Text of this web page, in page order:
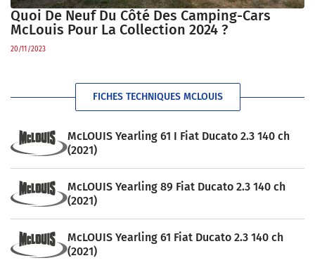
Quoi De Neuf Du Côté Des Camping-Cars
McLouis Pour La Collection 2024 ?
20/11/2023
FICHES TECHNIQUES MCLOUIS
McLOUIS Yearling 61 I Fiat Ducato 2.3 140 ch
(2021)
McLOUIS Yearling 89 Fiat Ducato 2.3 140 ch
(2021)
McLOUIS Yearling 61 Fiat Ducato 2.3 140 ch
(2021)